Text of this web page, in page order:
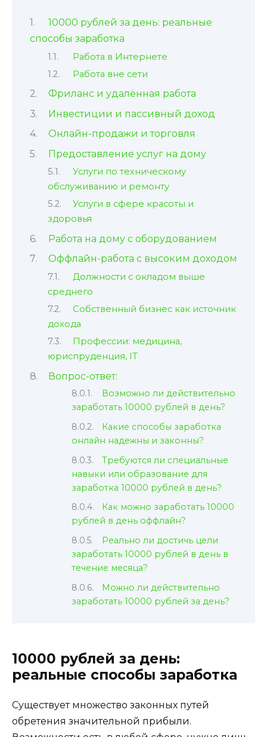
10000 рублей за день: реальные
способы заработка
Работа в Интернете
Работа вне сети
Фриланс и удалённая работа
Инвестиции и пассивный доход
Онлайн-продажи и торговля
Предоставление услуг на дому
Услуги по техническому
обслуживанию и ремонту
Услуги в сфере красоты и
здоровья
Работа на дому с оборудованием
Оффлайн-работа с высоким доходом
Должности с окладом выше
среднего
Собственный бизнес как источник
дохода
Профессии: медицина,
юриспруденция, IT
Вопрос-ответ:
Возможно ли действительно
заработать 10000 рублей в день?
Какие способы заработка
онлайн надежны и законны?
Требуются ли специальные
навыки или образование для
заработка 10000 рублей в день?
Как можно заработать 10000
рублей в день оффлайн?
Реально ли достичь цели
заработать 10000 рублей в день в
течение месяца?
Можно ли действительно
заработать 10000 рублей за день?
10000 рублей за день:
реальные способы заработка
Существует множество законных путей
обретения значительной прибыли.